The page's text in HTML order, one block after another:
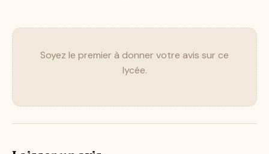
Soyez le premier à donner votre avis sur ce
lycée.